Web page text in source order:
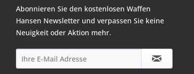
Abonnieren Sie den kostenlosen Waffen
Hansen Newsletter und verpassen Sie keine
Neuigkeit oder Aktion mehr.